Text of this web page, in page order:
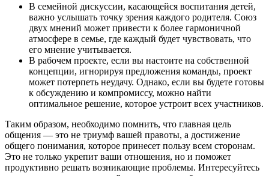
В семейной дискуссии, касающейся воспитания детей,
важно услышать точку зрения каждого родителя. Союз
двух мнений может привести к более гармоничной
атмосфере в семье, где каждый будет чувствовать, что
его мнение учитывается.
В рабочем проекте, если вы настоите на собственной
концепции, игнорируя предложения команды, проект
может потерпеть неудачу. Однако, если вы будете готовы
к обсуждению и компромиссу, можно найти
оптимальное решение, которое устроит всех участников.
Таким образом, необходимо помнить, что главная цель
общения — это не триумф вашей правоты, а достижение
общего понимания, которое принесет пользу всем сторонам.
Это не только укрепит ваши отношения, но и поможет
продуктивно решать возникающие проблемы. Интересуйтесь